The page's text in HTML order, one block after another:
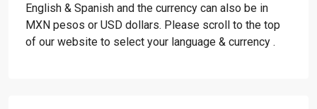
English & Spanish and the currency can also be in
MXN pesos or USD dollars. Please scroll to the top
of our website to select your language & currency .